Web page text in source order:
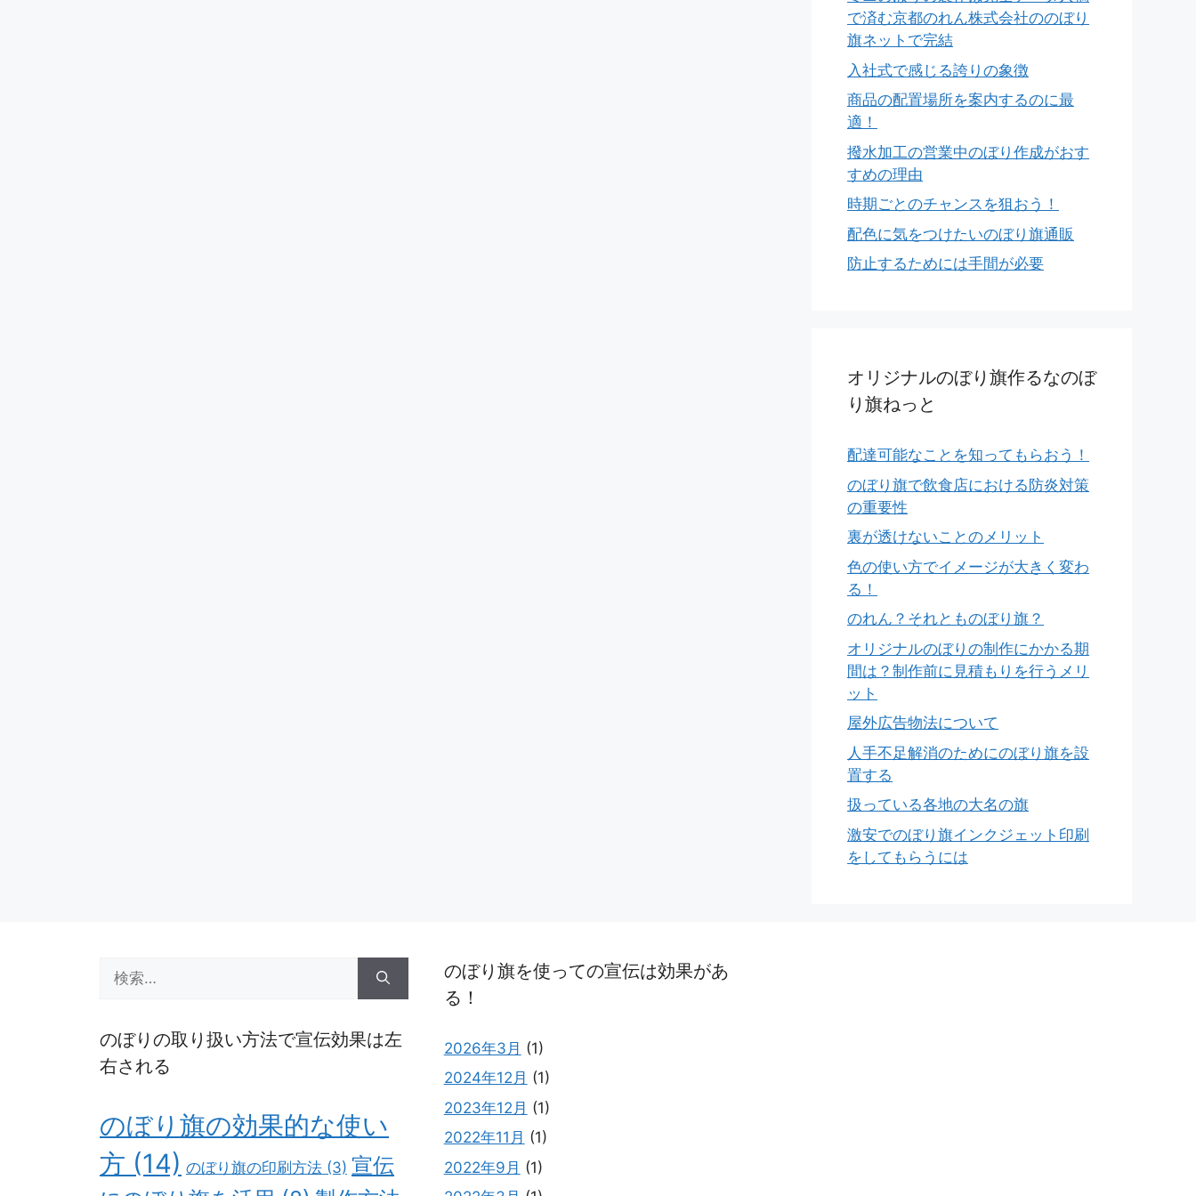
で済む京都のれん株式会社ののぼり
旗ネットで完結
入社式で感じる誇りの象徴
商品の配置場所を案内するのに最
適！
撥水加工の営業中のぼり作成がおす
すめの理由
時期ごとのチャンスを狙おう！
配色に気をつけたいのぼり旗通販
防止するためには手間が必要
オリジナルのぼり旗作るなのぼ
り旗ねっと
配達可能なことを知ってもらおう！
のぼり旗で飲食店における防炎対策
の重要性
裏が透けないことのメリット
色の使い方でイメージが大きく変わ
る！
のれん？それとものぼり旗？
オリジナルのぼりの制作にかかる期
間は？制作前に見積もりを行うメリ
ット
屋外広告物法について
人手不足解消のためにのぼり旗を設
置する
扱っている各地の大名の旗
激安でのぼり旗インクジェット印刷
をしてもらうには
索:
のぼりの取り扱い方法で宣伝効果は左
右される
のぼり旗の効果的な使い
方 (14) のぼり旗の印刷方法 (3) 宣伝
のぼり旗を使っての宣伝は効果があ
る！
2026年3月 (1)
2024年12月 (1)
2023年12月 (1)
2022年11月 (1)
2022年9月 (1)